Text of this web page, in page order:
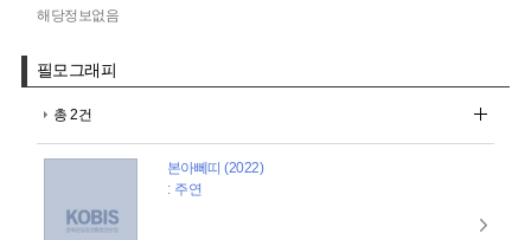
해당정보없음
필모그래피
총 2건
본아뻬띠 (2022)
: 주연